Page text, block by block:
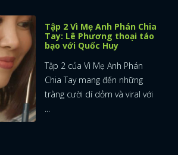
Tập 2 Vì Mẹ Anh Phán Chia
Tay: Lê Phương thoại táo
bạo với Quốc Huy
Tập 2 của Vì Mẹ Anh Phán
Chia Tay mang đến những
tràng cười dí dỏm và viral với
...